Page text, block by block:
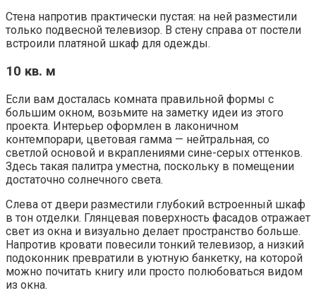
Стена напротив практически пустая: на ней разместили
только подвесной телевизор. В стену справа от постели
встроили платяной шкаф для одежды.
10 кв. м
Если вам досталась комната правильной формы с
большим окном, возьмите на заметку идеи из этого
проекта. Интерьер оформлен в лаконичном
контемпорари, цветовая гамма — нейтральная, со
светлой основой и вкраплениями сине-серых оттенков.
Здесь такая палитра уместна, поскольку в помещении
достаточно солнечного света.
Слева от двери разместили глубокий встроенный шкаф
в тон отделки. Глянцевая поверхность фасадов отражает
свет из окна и визуально делает пространство больше.
Напротив кровати повесили тонкий телевизор, а низкий
подоконник превратили в уютную банкетку, на которой
можно почитать книгу или просто полюбоваться видом
из окна.